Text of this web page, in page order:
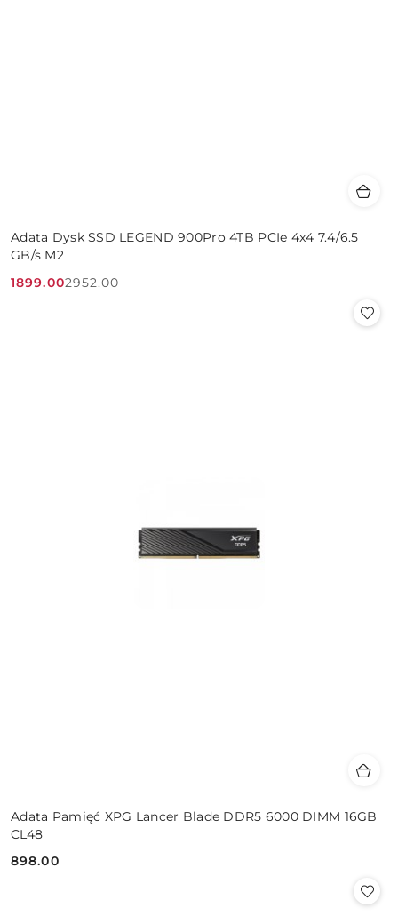
Adata Dysk SSD LEGEND 900Pro 4TB PCIe 4x4 7.4/6.5
GB/s M2
Cena
1899.00
Cena
2952.00
Adata Pamięć XPG Lancer Blade DDR5 6000 DIMM 16GB
CL48
Cena:
898.00